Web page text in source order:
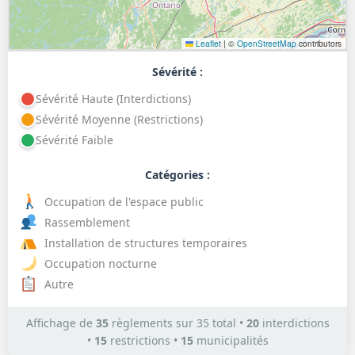
Leaflet | © OpenStreetMap contributors
Sévérité :
Sévérité Haute (Interdictions)
Sévérité Moyenne (Restrictions)
Sévérité Faible
Catégories :
Occupation de l'espace public
Rassemblement
Installation de structures temporaires
Occupation nocturne
Autre
Affichage de 35règlements sur 35 total • 20interdictions
• 15restrictions • 15municipalités